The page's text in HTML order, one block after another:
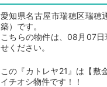
愛知県名古屋市瑞穂区瑞穂
築）です。
こちらの物件は、08月07
せください。
この『カトレヤ21』は【敷
イチオシ物件です！！